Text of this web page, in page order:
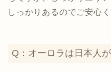
しっかりあるのでご安心く
Q：オーロラは日本人